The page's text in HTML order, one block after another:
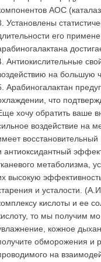
АОС
Установлены
его
Антиокислительные
на большую
Арабиногалактан
что
хочу обратить ваше
воздействие на
антиоксидантный
метаболизма,
высокую
и усталости.
кислоты и ее
то мы получим
кожное
обморожения и
на